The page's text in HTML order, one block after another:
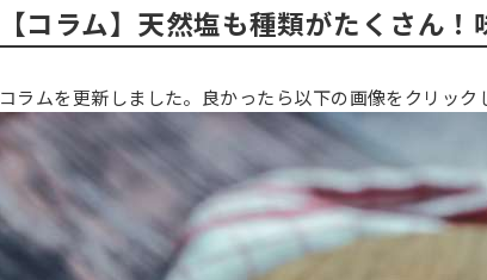
【コラム】天然塩も種類がたくさん
コラムを更新しました。良かったら以下の画像をクリック